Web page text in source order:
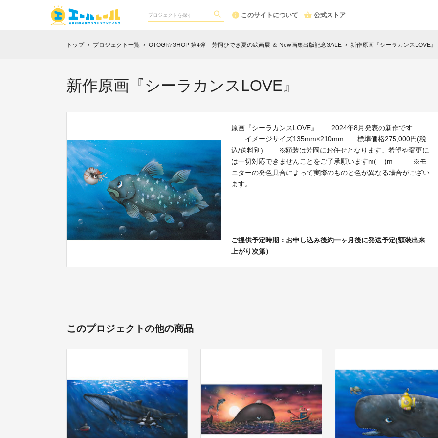
このサイトについて 公式ストア
トップ chevron_right プロジェクト一覧 chevron_right OTOGI☆SHOP 第4弾 芳岡ひでき夏の絵画展 ＆ New画集出版記念SALE chevron_right 新作原画『シーラカンスLOVE』
新作原画『シーラカンスLOVE』
原画『シーラカンスLOVE』 2024年8月発表の新作です！
イメージサイズ135mm×210mm 標準価格275,000円(税
込/送料別) ※額装は芳岡にお任せとなります。希望や変更に
は一切対応できませんことをご了承願いますm(__)m ※モ
ニターの発色具合によって実際のものと色が異なる場合がござい
ます。
ご提供予定時期：お申し込み後約一ヶ月後に発送予定(額装出来
上がり次第）
このプロジェクトの他の商品